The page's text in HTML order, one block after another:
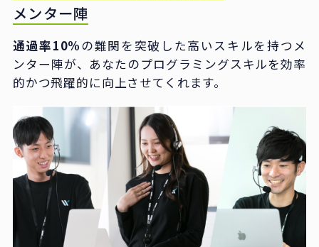
メンター陣
通過率10%の難関を突破した高いスキルを持つメ
ンター陣が、あなたのプログラミングスキルを効率
的かつ飛躍的に向上させてくれます。